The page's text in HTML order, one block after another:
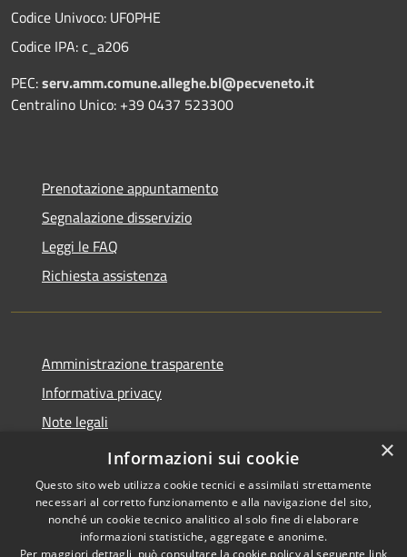
Codice Univoco: UF0PHE
Codice IPA: c_a206
PEC:serv.amm.comune.alleghe.bl@pecveneto.it
Centralino Unico: +39 0437 523300
Prenotazione appuntamento
Segnalazione disservizio
Leggi le FAQ
Richiesta assistenza
Amministrazione trasparente
Informativa privacy
Note legali
Dichiarazione di accessibilità
Copyright © 2026 • Comune di
×
Informazioni sui cookie
Questo sito web utilizza cookie tecnici e assimilati strettamente
necessari al corretto funzionamento e alla navigazione del sito,
nonché un cookie tecnico analitico al solo fine di elaborare
informazioni statistiche, aggregate e anonime.
Per maggiori dettagli, può consultare la cookie policy al seguente link